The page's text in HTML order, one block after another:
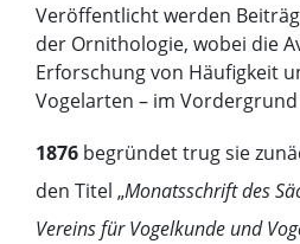
Veröffentlicht werden
der Ornithologie, wobei die
Erforschung von Häufigkeit
Vogelarten – im
1876 begründet trug sie
den Titel „Monatsschrift des
Vereins für Vogelkunde und